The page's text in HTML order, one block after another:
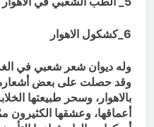
6_كشكول الاهوار
وله ديوان شعر شعبي في
وقد حصلت على بعض
بالاهوار، وسحر طبيعتها
أعماقها، وعشقها الكثيرون